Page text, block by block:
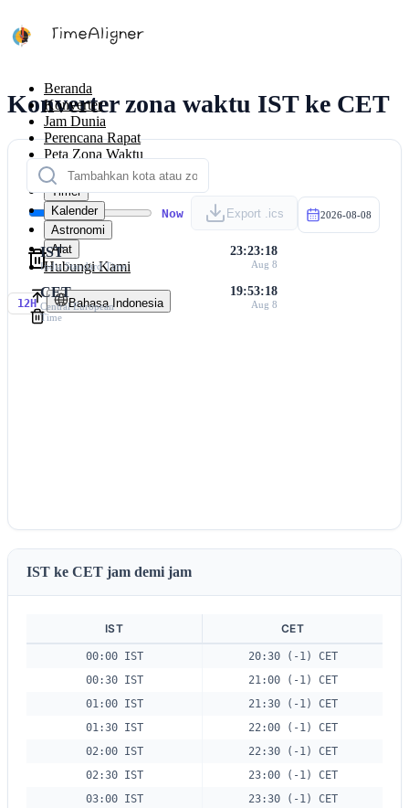
Beranda
Konverter
Jam Dunia
Perencana Rapat
Peta Zona Waktu
Kalkulator
Timer
Kalender
Astronomi
Alat
Hubungi Kami
12H Bahasa Indonesia
Konverter zona waktu IST ke CET
Now Export .ics 2026-08-08
IST
India Standard Time
23:23:18
Aug 8
CET
Central European
Time
19:53:18
Aug 8
IST ke CET jam demi jam
IST CET
00:00 IST
20:30 (-1) CET
00:30 IST
21:00 (-1) CET
01:00 IST
21:30 (-1) CET
01:30 IST
22:00 (-1) CET
02:00 IST
22:30 (-1) CET
02:30 IST
23:00 (-1) CET
03:00 IST
23:30 (-1) CET